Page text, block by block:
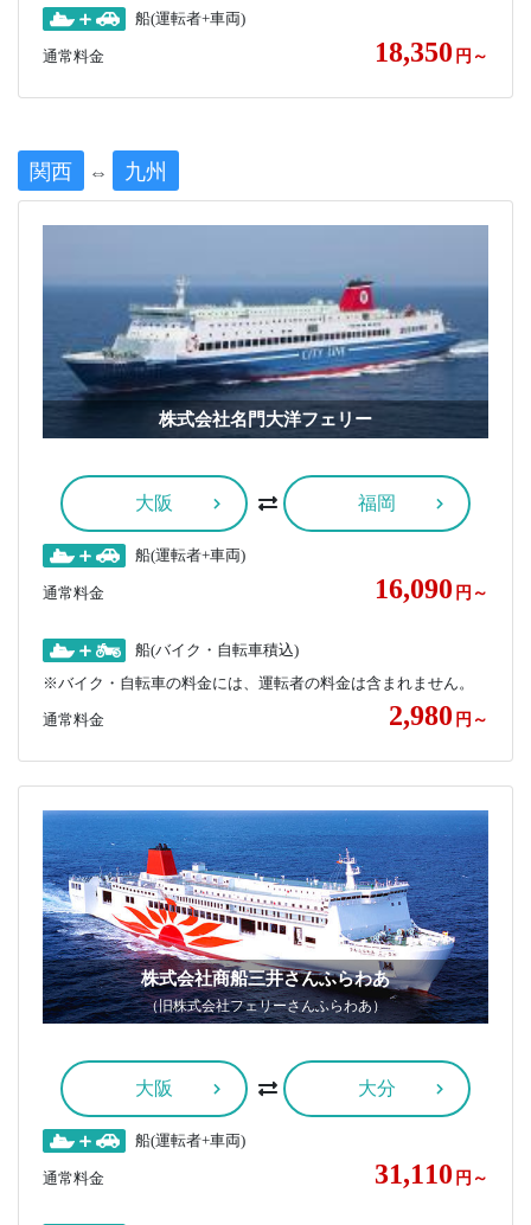
船(運転者+車両)
通常料金 18,350 円～
関西 ⇔ 九州
株式会社名門大洋フェリー
大阪 福岡
船(運転者+車両)
通常料金 16,090 円～
船(バイク・自転車積込)
※バイク・自転車の料金には、運転者の料金は含まれません。
通常料金 2,980 円～
株式会社商船三井さんふらわあ
（旧株式会社フェリーさんふらわあ）
大阪 大分
船(運転者+車両)
通常料金 31,110 円～